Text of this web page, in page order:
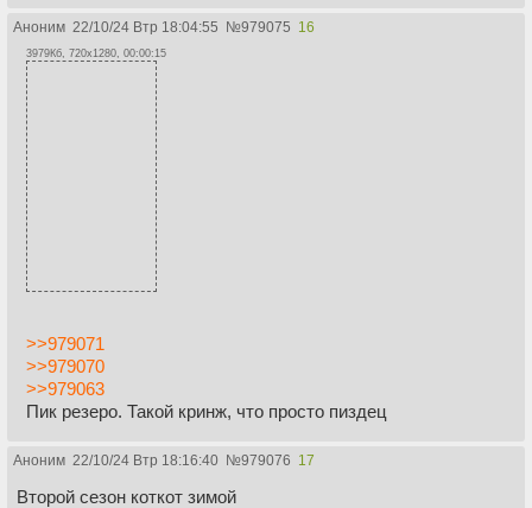
Аноним 22/10/24 Втр 18:04:55 №979075 16
3979Кб, 720x1280, 00:00:15
>>979071
>>979070
>>979063
Пик резеро. Такой кринж, что просто пиздец
Аноним 22/10/24 Втр 18:16:40 №979076 17
Второй сезон коткот зимой